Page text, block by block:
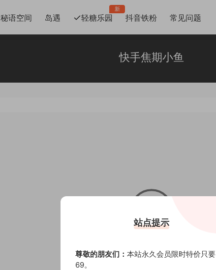
秘语空间 岛遇 轻糖乐园
新
抖音铁粉 常见问题
快手焦期小鱼
站点提示
尊敬的朋友们： 本站永久会员限时特价只要
69。